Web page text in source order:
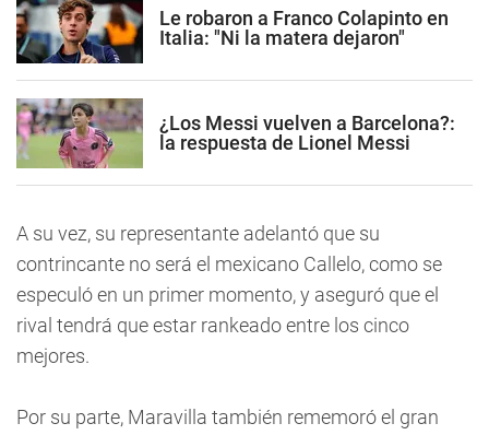
Le robaron a Franco Colapinto en
Italia: "Ni la matera dejaron"
¿Los Messi vuelven a Barcelona?:
la respuesta de Lionel Messi
A su vez, su representante adelantó que su
contrincante no será el mexicano Callelo, como se
especuló en un primer momento, y aseguró que el
rival tendrá que estar rankeado entre los cinco
mejores.
Por su parte, Maravilla también rememoró el gran